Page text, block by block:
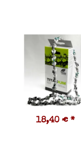
18,40 € *